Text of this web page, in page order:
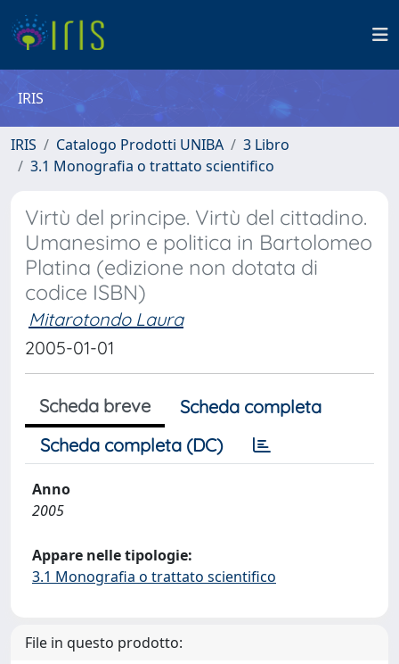
IRIS
IRIS Catalogo Prodotti UNIBA
3 Libro
3.1 Monografia o trattato scientifico
Virtù del principe. Virtù del cittadino.
Umanesimo e politica in Bartolomeo
Platina (edizione non dotata di
codice ISBN)
Mitarotondo Laura
2005-01-01
Scheda breve
Scheda completa
Scheda completa (DC)
Anno
2005
Appare nelle tipologie:
3.1 Monografia o trattato scientifico
File in questo prodotto: